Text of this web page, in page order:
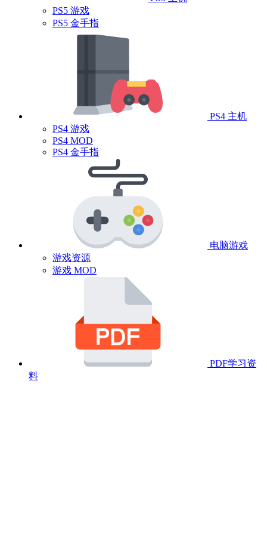
PS5 游戏
PS5 金手指
PS4 主机
PS4 游戏
PS4 MOD
PS4 金手指
电脑游戏
游戏资源
游戏 MOD
PDF学习资
料